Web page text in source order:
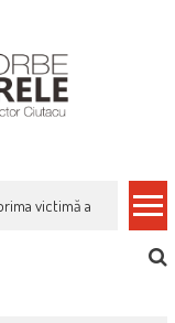
victimă a noi